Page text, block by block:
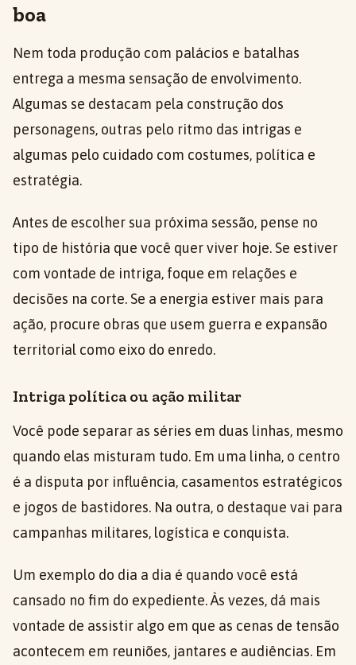
boa
Nem toda produção com palácios e batalhas
entrega a mesma sensação de envolvimento.
Algumas se destacam pela construção dos
personagens, outras pelo ritmo das intrigas e
algumas pelo cuidado com costumes, política e
estratégia.
Antes de escolher sua próxima sessão, pense no
tipo de história que você quer viver hoje. Se estiver
com vontade de intriga, foque em relações e
decisões na corte. Se a energia estiver mais para
ação, procure obras que usem guerra e expansão
territorial como eixo do enredo.
Intriga política ou ação militar
Você pode separar as séries em duas linhas, mesmo
quando elas misturam tudo. Em uma linha, o centro
é a disputa por influência, casamentos estratégicos
e jogos de bastidores. Na outra, o destaque vai para
campanhas militares, logística e conquista.
Um exemplo do dia a dia é quando você está
cansado no fim do expediente. Às vezes, dá mais
vontade de assistir algo em que as cenas de tensão
acontecem em reuniões, jantares e audiências. Em